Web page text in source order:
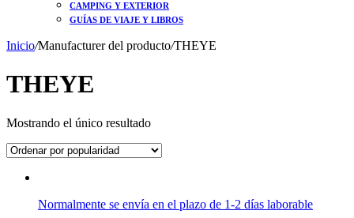
CAMPING Y EXTERIOR
GUÍAS DE VIAJE Y LIBROS
Inicio/Manufacturer del producto/THEYE
THEYE
Mostrando el único resultado
Normalmente se envía en el plazo de 1-2 días laborable